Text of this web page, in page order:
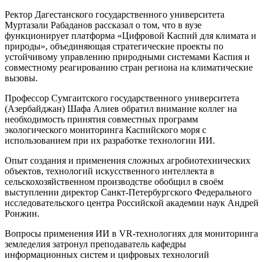
Ректор Дагестанского государственного университета
Муртазали Рабаданов рассказал о том, что в вузе
функционирует платформа «Цифровой Каспий для климата и
природы», объединяющая стратегические проекты по
устойчивому управлению природными системами Каспия и
совместному реагированию стран региона на климатические
вызовы.
Профессор Сумгаитского государственного университета
(Азербайджан) Шафа Алиев обратил внимание коллег на
необходимость принятия совместных программ
экологического мониторинга Каспийского моря с
использованием при их разработке технологии ИИ.
Опыт создания и применения сложных агробиотехнических
объектов, технологий искусственного интеллекта в
сельскохозяйственном производстве обобщил в своём
выступлении директор Санкт-Петербургского Федерального
исследовательского центра Российской академии наук Андрей
Ронжин.
Вопросы применения ИИ в VR-технологиях для мониторинга
земледелия затронул преподаватель кафедры
информационных систем и цифровых технологий